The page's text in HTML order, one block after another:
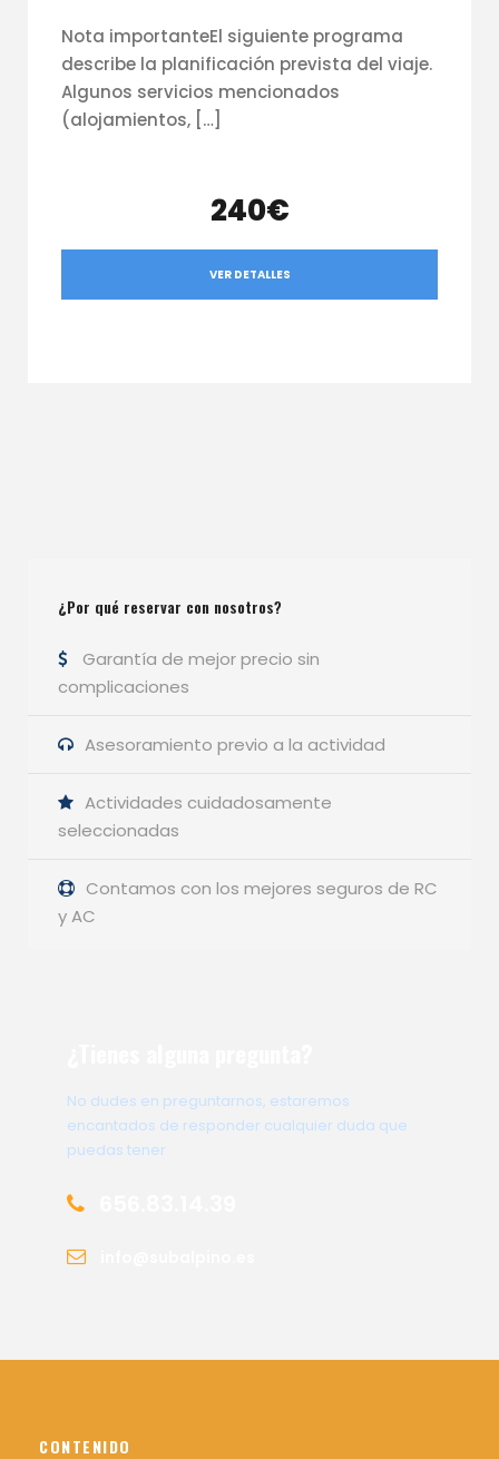
Nota importanteEl siguiente programa
describe la planificación prevista del viaje.
Algunos servicios mencionados
(alojamientos, […]
240€
VER DETALLES
¿Por qué reservar con nosotros?
Garantía de mejor precio sin
complicaciones
Asesoramiento previo a la actividad
Actividades cuidadosamente
seleccionadas
Contamos con los mejores seguros de RC
y AC
No dudes en preguntarnos, estaremos
encantados de responder cualquier duda que
puedas tener
CONTENIDO